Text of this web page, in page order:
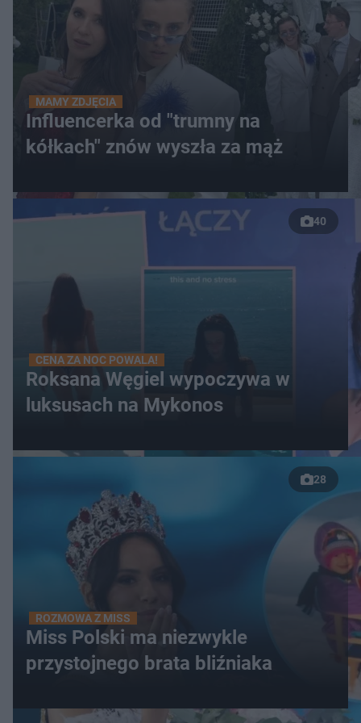
MAMY ZDJĘCIA
Influencerka od "trumny na
kółkach" znów wyszła za mąż
40
CENA ZA NOC POWALA!
Roksana Węgiel wypoczywa w
luksusach na Mykonos
28
ROZMOWA Z MISS
Miss Polski ma niezwykle
przystojnego brata bliźniaka